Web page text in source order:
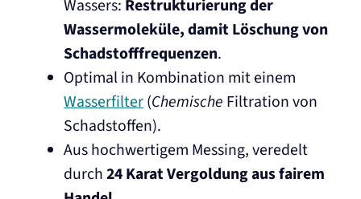
Wassers: Restrukturierung der
Wassermoleküle, damit Löschung von
Schadstofffrequenzen.
Optimal in Kombination mit einem
Wasserfilter(Chemische Filtration von
Schadstoffen).
Aus hochwertigem Messing, veredelt
durch24 Karat Vergoldung aus fairem